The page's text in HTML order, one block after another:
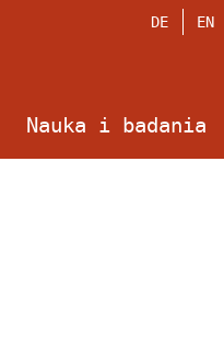
DE EN
Nauka i badania